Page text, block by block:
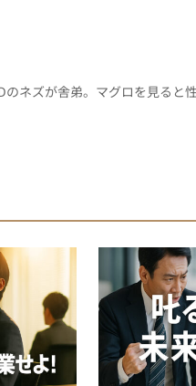
ネズが舎弟。マグロを見ると性